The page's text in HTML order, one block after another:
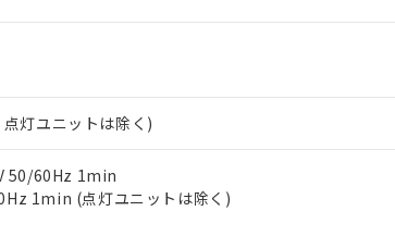
灯ユニットは除く)
50/60Hz 1min
1min (点灯ユニットは除く)
非含有証明書
社基準）
非含有を証明するもので、過去に遡って非含有を証
酸エステル類４物質の対応では、対応完了までの期
対応日を記載しておりました。
庫切替を完了していることから、特段のことがな